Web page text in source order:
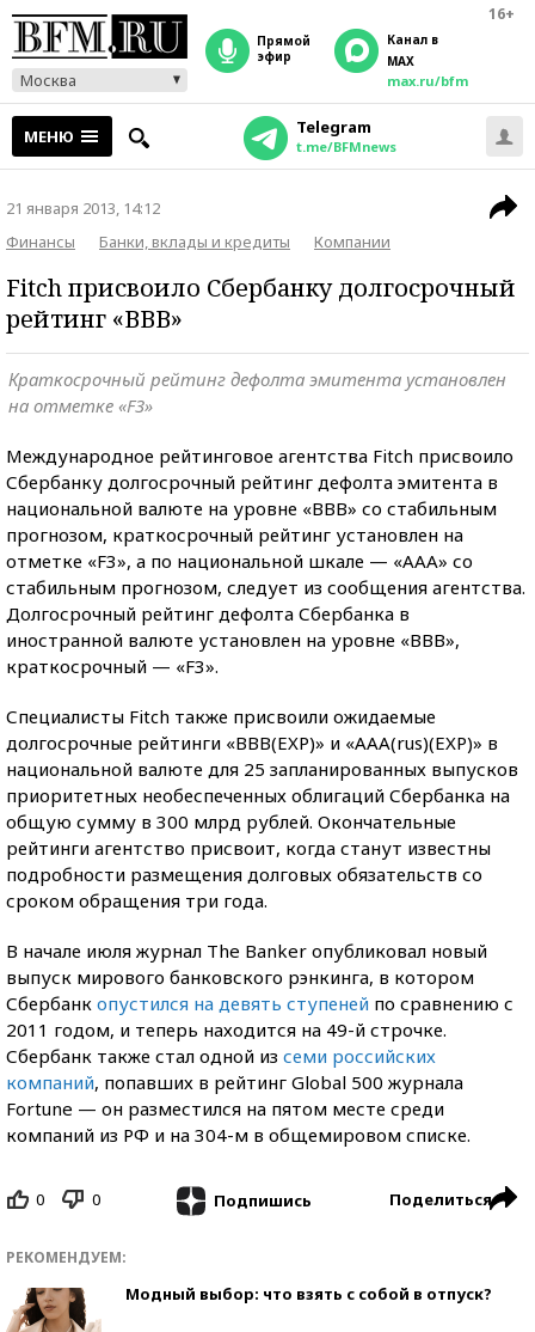
16+
Москва
прямой
эфир
Канал в
MAX
max.ru/bfm
МЕНЮ Telegram
t.me/BFMnews
21 января 2013, 14:12
Финансы
Банки, вклады и кредиты Компании
Fitch присвоило Сбербанку долгосрочный
рейтинг «ВВВ»
Краткосрочный рейтинг дефолта эмитента установлен
на отметке «F3»
Международное рейтинговое агентства Fitch присвоило
Сбербанку долгосрочный рейтинг дефолта эмитента в
национальной валюте на уровне «ВВВ» со стабильным
прогнозом, краткосрочный рейтинг установлен на
отметке «F3», а по национальной шкале — «ААА» со
стабильным прогнозом, следует из сообщения агентства.
Долгосрочный рейтинг дефолта Сбербанка в
иностранной валюте установлен на уровне «ВВВ»,
краткосрочный — «F3».
Специалисты Fitch также присвоили ожидаемые
долгосрочные рейтинги «BBB(EXP)» и «AAA(rus)(EXP)» в
национальной валюте для 25 запланированных выпусков
приоритетных необеспеченных облигаций Сбербанка на
общую сумму в 300 млрд рублей. Окончательные
рейтинги агентство присвоит, когда станут известны
подробности размещения долговых обязательств со
сроком обращения три года.
В начале июля журнал The Banker опубликовал новый
выпуск мирового банковского рэнкинга, в котором
Сбербанк опустился на девять ступеней по сравнению с
2011 годом, и теперь находится на 49-й строчке.
Сбербанк также стал одной из семи российских
компаний, попавших в рейтинг Global 500 журнала
Fortune — он разместился на пятом месте среди
компаний из РФ и на 304-м в общемировом списке.
0 0 Подпишись Поделиться
РЕКОМЕНДУЕМ:
Модный выбор: что взять с собой в отпуск?